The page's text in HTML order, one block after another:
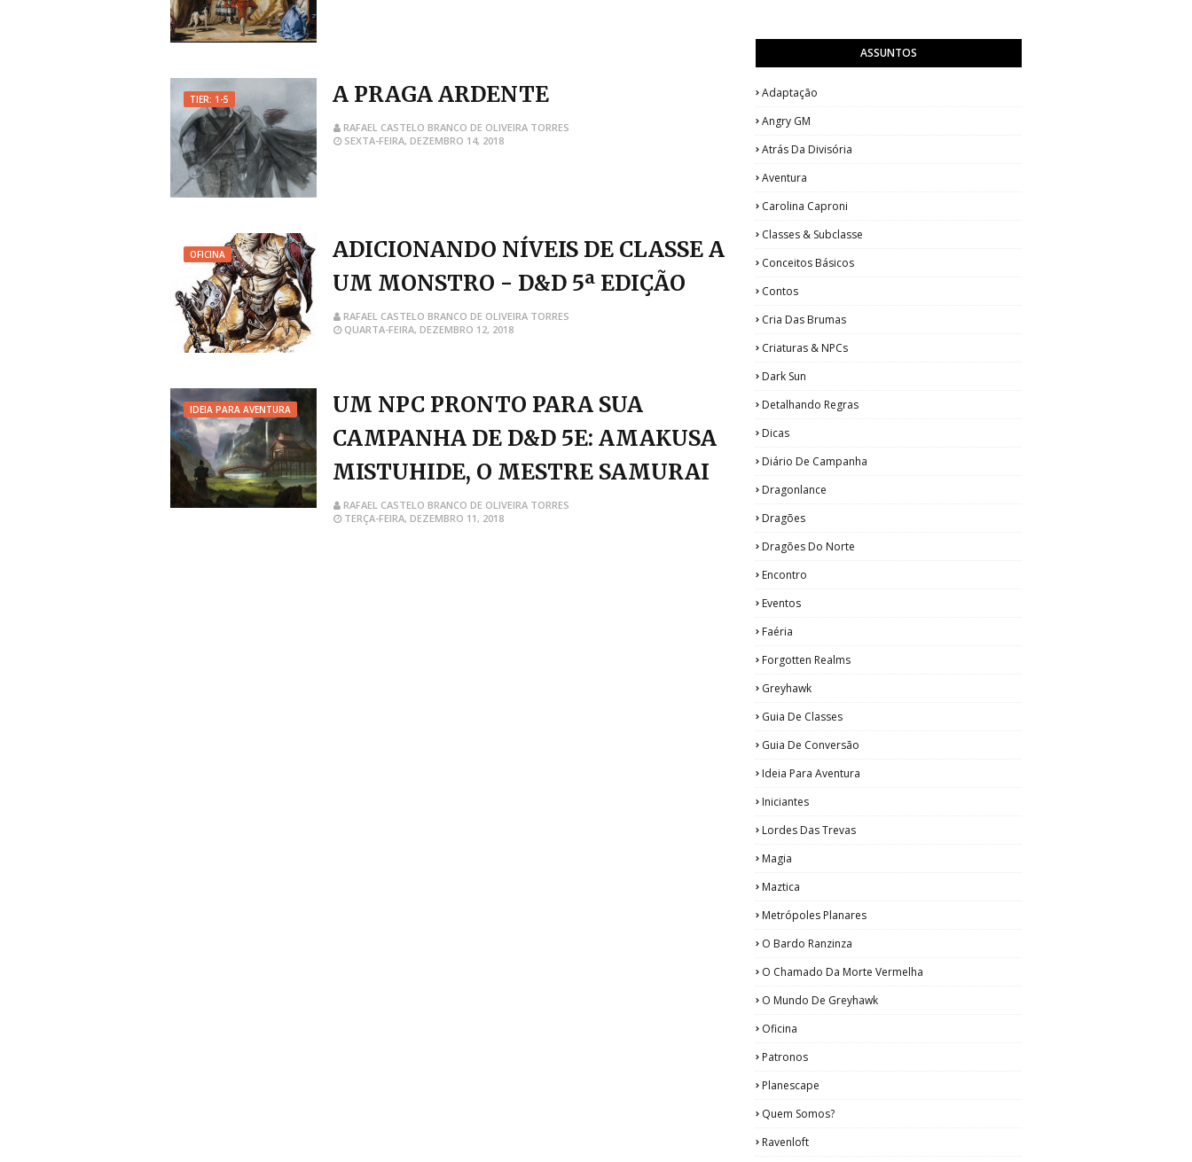
TIER: 1-5 A PRAGA ARDENTE
RAFAEL CASTELO BRANCO DE OLIVEIRA TORRES
SEXTA-FEIRA, DEZEMBRO 14, 2018
OFICINA
ADICIONANDO NÍVEIS DE CLASSE A
UM MONSTRO - D&D 5ª EDIÇÃO
RAFAEL CASTELO BRANCO DE OLIVEIRA TORRES
QUARTA-FEIRA, DEZEMBRO 12, 2018
IDEIA PARA AVENTURA
UM NPC PRONTO PARA SUA
CAMPANHA DE D&D 5E: AMAKUSA
MISTUHIDE, O MESTRE SAMURAI
RAFAEL CASTELO BRANCO DE OLIVEIRA TORRES
TERÇA-FEIRA, DEZEMBRO 11, 2018
ASSUNTOS
Adaptação
Angry GM
Atrás Da Divisória
Aventura
Carolina Caproni
Classes & Subclasse
Conceitos Básicos
Contos
Cria Das Brumas
Criaturas & NPCs
Dark Sun
Detalhando Regras
Dicas
Diário De Campanha
Dragonlance
Dragões
Dragões Do Norte
Encontro
Eventos
Faéria
Forgotten Realms
Greyhawk
Guia De Classes
Guia De Conversão
Ideia Para Aventura
Iniciantes
Lordes Das Trevas
Magia
Maztica
Metrópoles Planares
O Bardo Ranzinza
O Chamado Da Morte Vermelha
O Mundo De Greyhawk
Oficina
Patronos
Planescape
Quem Somos?
Ravenloft